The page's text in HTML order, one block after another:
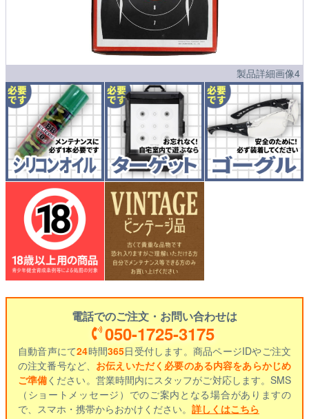
製品詳細画像4
電話でのご注文・お問い合わせは
050-1725-3175
自動音声にて24時間365日受付します。商品ページIDやご注文
の注文番号など、 お伝えいただく必要のある内容をあらかじめ
ご準備ください。営業時間内にスタッフがご対応します。SMS
（ショートメッセージ）でのご案内となる場合がありますの
で、スマホ・携帯からおかけください。 詳しくはこちら